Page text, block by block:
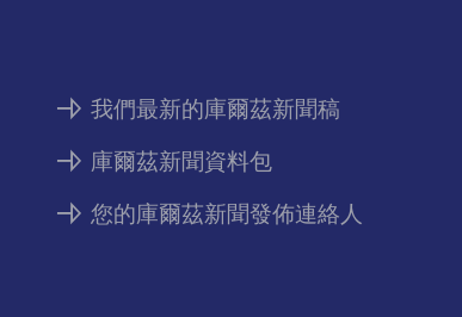
我們最新的庫爾茲新聞稿
庫爾茲新聞資料包
您的庫爾茲新聞發佈連絡人